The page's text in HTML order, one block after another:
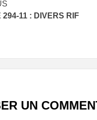
294-11 : DIVERS RIF
UN